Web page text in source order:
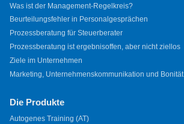
Was ist der Management-Regelkreis?
Beurteilungsfehler in Personalgesprächen
Prozessberatung für Steuerberater
Prozessberatung ist ergebnisoffen, aber nicht ziellos
Ziele im Unternehmen
Marketing, Unternehmenskommunikation und Bonität
Die Produkte
Autogenes Training (AT)